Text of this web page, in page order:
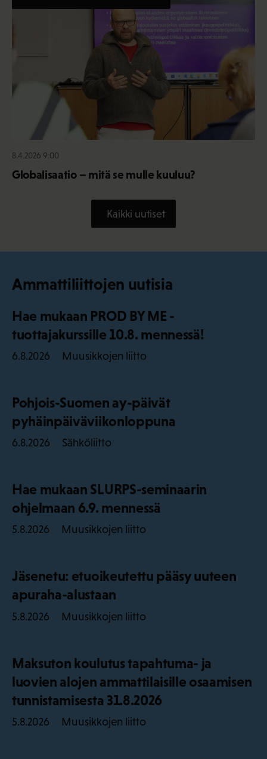
8.4.2026 9:00
Globalisaatio – mitä se mulle kuuluu?
Kaikki uutiset
Ammattiliittojen uutisia
Hae mukaan PROD BY ME -
tuottajakurssille 10.8. mennessä!
6.8.2026 Muusikkojen liitto
Pohjois-Suomen ay-päivät
pyhäinpäiväviikonloppuna
6.8.2026 Sähköliitto
Hae mukaan SLURPS-seminaarin
ohjelmaan 6.9. mennessä
5.8.2026 Muusikkojen liitto
Jäsenetu: etuoikeutettu pääsy uuteen
apuraha-alustaan
5.8.2026 Muusikkojen liitto
Maksuton koulutus tapahtuma- ja
luovien alojen ammattilaisille osaamisen
tunnistamisesta 31.8.2026
5.8.2026 Muusikkojen liitto